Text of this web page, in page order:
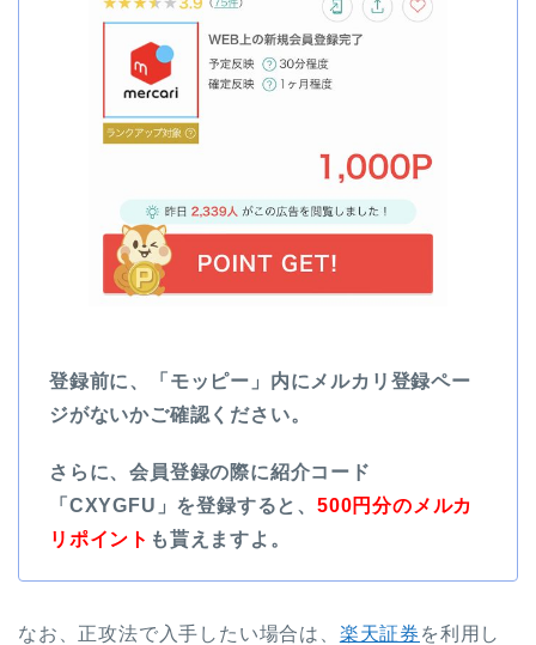
登録前に、「モッピー」内にメルカリ登録ペー
ジがないかご確認ください。
さらに、会員登録の際に紹介コード
「CXYGFU」を登録すると、 500円分のメルカ
リポイント も貰えますよ。
なお、正攻法で入手したい場合は、 楽天証券 を利用し